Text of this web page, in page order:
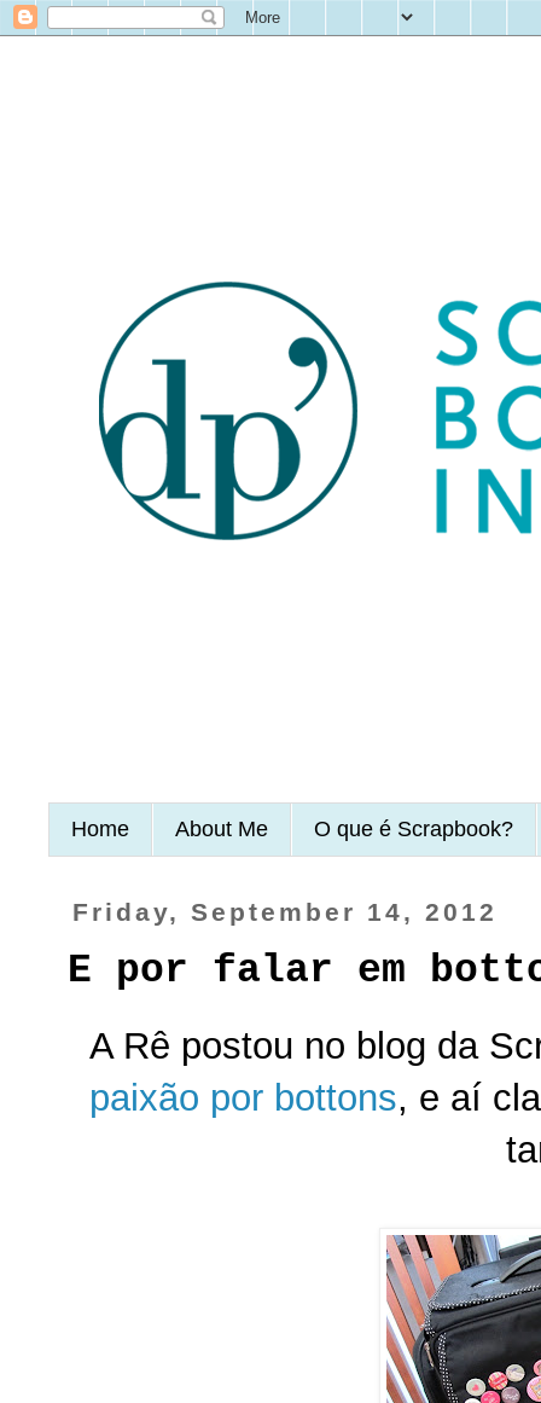
Home About Me O que é Scrapbook?
Friday, September 14, 2012
E por falar em
A Rê postou no blog da
paixão por bottons, e aí